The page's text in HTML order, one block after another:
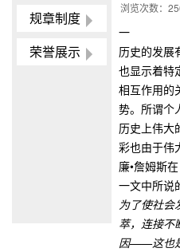
规章制度
荣誉展示
浏览次数：
一
历史的发展
也显示着特
相互作用的
势。所谓个
历史上伟大
彩也由于伟
廉•詹姆斯
一文中所说
为了使社会
萃，连接不
因——这也